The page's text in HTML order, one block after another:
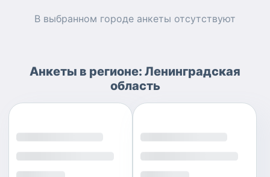
В выбранном городе анкеты отсутствуют
Анкеты в регионе: Ленинградская
область